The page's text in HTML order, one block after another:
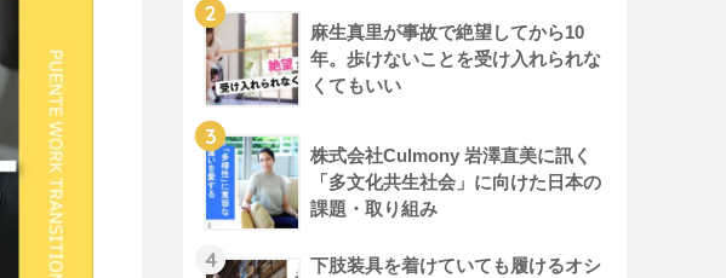
2
麻生真里が事故で絶望してから10
年。歩けないことを受け入れられな
くてもいい
3
株式会社Culmony 岩澤直美に訊く
「多文化共生社会」に向けた日本の
課題・取り組み
4
下肢装具を着けていても履けるオシ